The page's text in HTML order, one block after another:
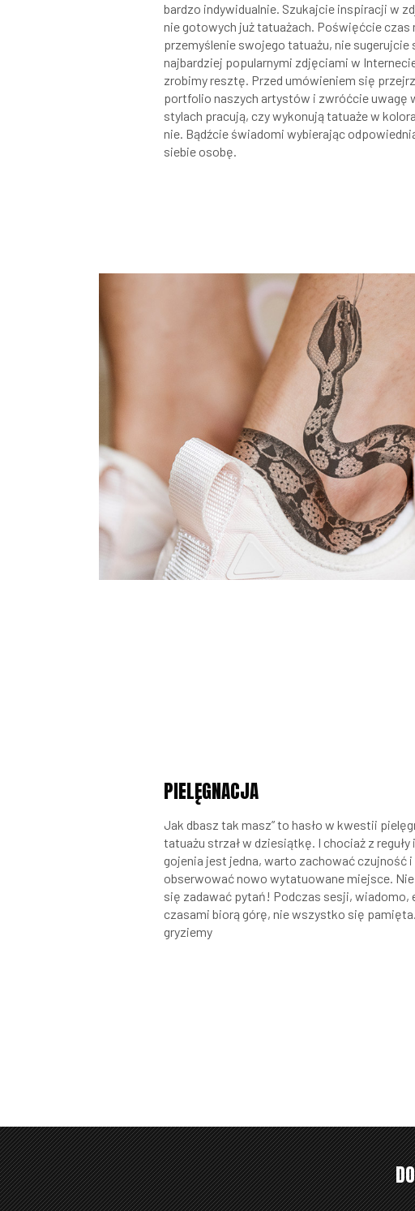
bardzo indywidualnie. Szukajcie inspiracji w
nie gotowych już tatuażach. Poświęćcie czas
przemyślenie swojego tatuażu, nie sugerujcie
najbardziej popularnymi zdjęciami w
zrobimy resztę. Przed umówieniem się
portfolio naszych artystów i zwróćcie uwagę
stylach pracują, czy wykonują tatuaże w
nie. Bądźcie świadomi wybierając
siebie osobę.
PIELĘGNACJA
Jak dbasz tak masz” to hasło w kwestii
tatuażu strzał w dziesiątkę. I chociaż z
gojenia jest jedna, warto zachować czujność i
obserwować nowo wytatuowane miejsce.
się zadawać pytań! Podczas sesji, wiadomo,
czasami biorą górę, nie wszystko się
gryziemy